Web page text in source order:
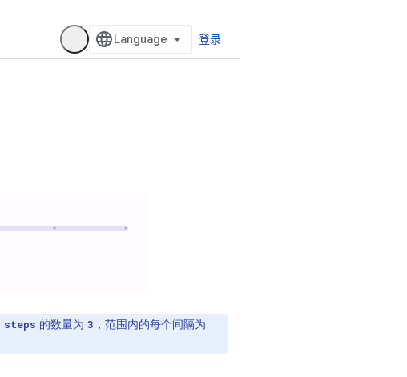
steps 的数量为 3 ，范围内的每个间隔为